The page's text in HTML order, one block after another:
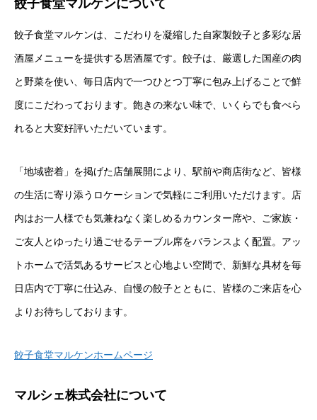
餃子食堂マルケンについて
餃子食堂マルケンは、こだわりを凝縮した自家製餃子と多彩な居
酒屋メニューを提供する居酒屋です。餃子は、厳選した国産の肉
と野菜を使い、毎日店内で一つひとつ丁寧に包み上げることで鮮
度にこだわっております。飽きの来ない味で、いくらでも食べら
れると大変好評いただいています。
「地域密着」を掲げた店舗展開により、駅前や商店街など、皆様
の生活に寄り添うロケーションで気軽にご利用いただけます。店
内はお一人様でも気兼ねなく楽しめるカウンター席や、ご家族・
ご友人とゆったり過ごせるテーブル席をバランスよく配置。アッ
トホームで活気あるサービスと心地よい空間で、新鮮な具材を毎
日店内で丁寧に仕込み、自慢の餃子とともに、皆様のご来店を心
よりお待ちしております。
餃子食堂マルケンホームページ
マルシェ株式会社について